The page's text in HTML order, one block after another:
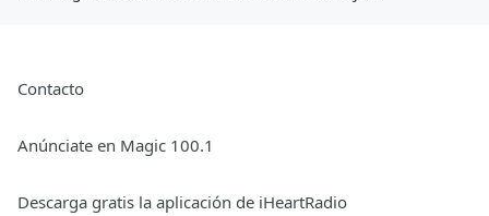
Contacto
Anúnciate en Magic 100.1
Descarga gratis la aplicación de iHeartRadio